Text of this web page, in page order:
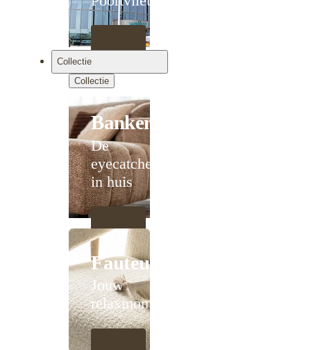
Collectie
Collectie
Banken
De
eyecatcher
in huis
Fauteuils
Jouw
relaxmoment